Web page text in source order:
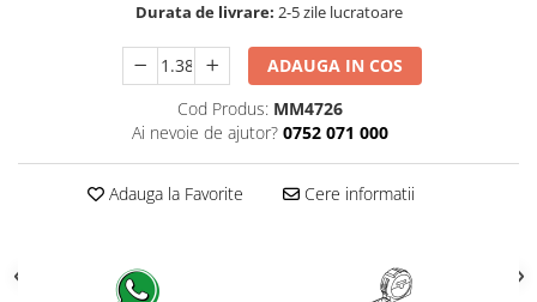
Durata de livrare: 2-5 zile lucratoare
ADAUGA IN COS
Cod Produs: MM4726
Ai nevoie de ajutor? 0752 071 000
Adauga la Favorite Cere informatii